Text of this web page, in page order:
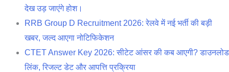
देख उड़ जाएंगे होश।
RRB Group D Recruitment 2026: रेलवे में नई भर्ती की बड़ी
खबर, जल्द आएगा नोटिफिकेशन
CTET Answer Key 2026: सीटेट आंसर की कब आएगी? डाउनलोड
लिंक, रिजल्ट डेट और आपत्ति प्रक्रिया